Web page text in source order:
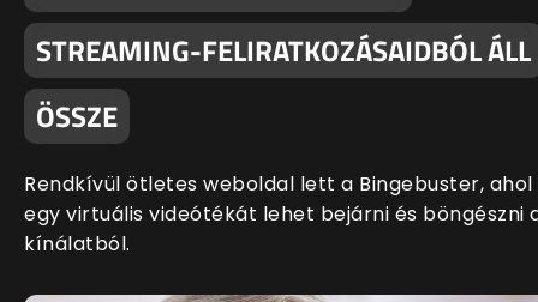
STREAMING-FELIRATKOZÁSAIDBÓL ÁLL
ÖSSZE
Rendkívül ötletes weboldal lett a Bingebuster, ahol
egy virtuális videótékát lehet bejárni és böngészni
kínálatból.